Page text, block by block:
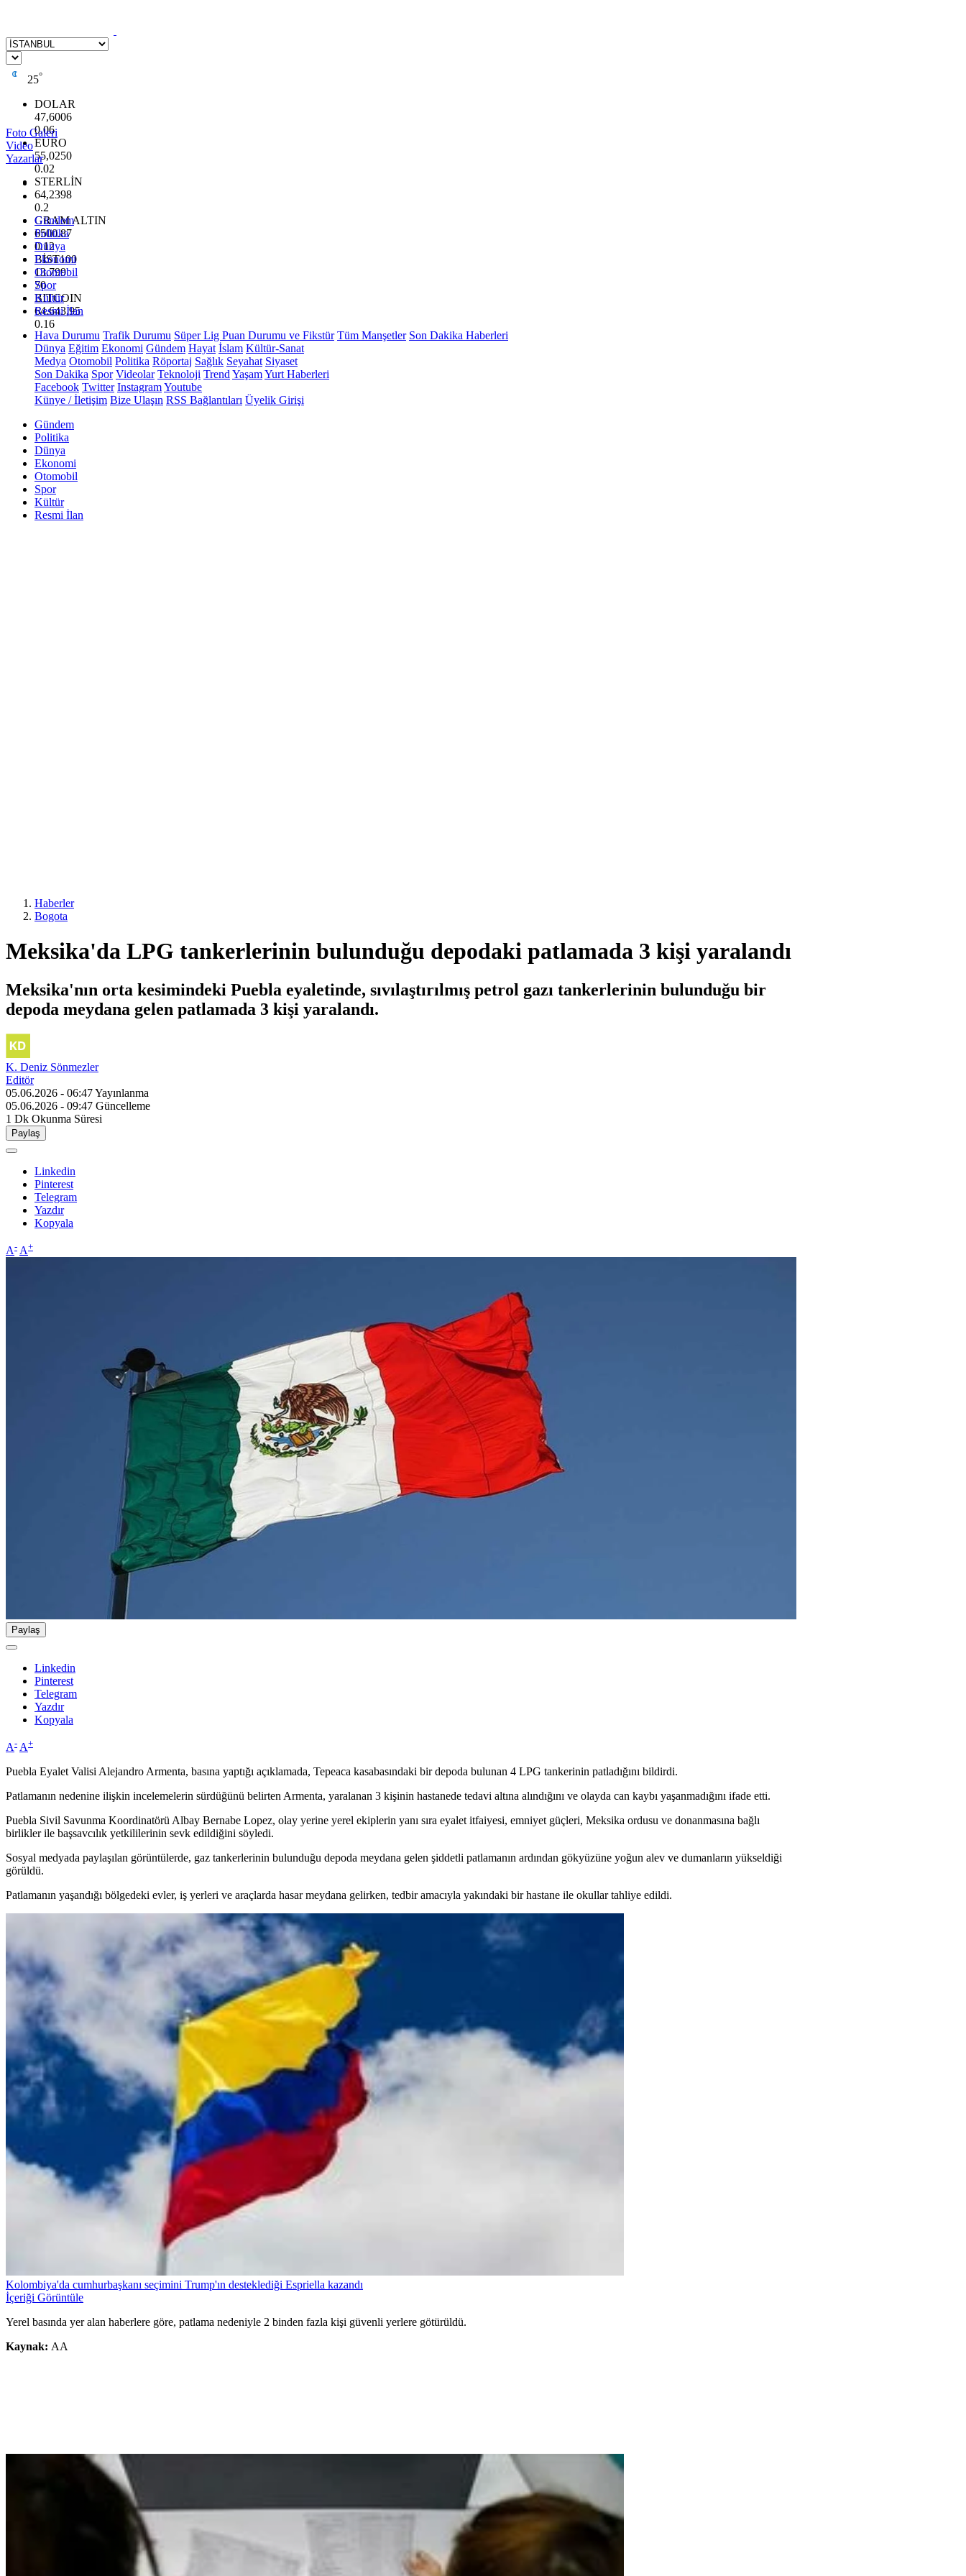
25°
DOLAR
47,6006
0.06
EURO
55,0250
0.02
STERLİN
64,2398
0.2
GRAM ALTIN
6500.87
0.12
BİST100
13.799
70
BITCOIN
64.643,95
0.16
Foto Galeri
Video
Yazarlar
Gündem
Politika
Dünya
Ekonomi
Otomobil
Spor
Kültür
Resmi İlan
Hava Durumu Trafik Durumu Süper Lig Puan Durumu ve Fikstür Tüm Manşetler Son Dakika Haberleri
Dünya Eğitim Ekonomi Gündem Hayat İslam Kültür-Sanat
Medya Otomobil Politika Röportaj Sağlık Seyahat Siyaset
Son Dakika Spor Videolar Teknoloji Trend YaşamYurt Haberleri
Facebook Twitter InstagramYoutube
Künye / İletişim Bize Ulaşın RSS Bağlantıları Üyelik Girişi
Gündem
Politika
Dünya
Ekonomi
Otomobil
Spor
Kültür
Resmi İlan
Haberler
Bogota
Meksika'da LPG tankerlerinin bulunduğu depodaki patlamada 3 kişi yaralandı
Meksika'nın orta kesimindeki Puebla eyaletinde, sıvılaştırılmış petrol gazı tankerlerinin bulunduğu bir
depoda meydana gelen patlamada 3 kişi yaralandı.
K. Deniz Sönmezler
Editör
05.06.2026 - 06:47Yayınlanma
05.06.2026 - 09:47 Güncelleme
1 Dk Okunma Süresi
Paylaş
Linkedin
Pinterest
Telegram
Yazdır
Kopyala
A- A+
Paylaş
Linkedin
Pinterest
Telegram
Yazdır
Kopyala
A- A+
Puebla Eyalet Valisi Alejandro Armenta, basına yaptığı açıklamada, Tepeaca kasabasındaki bir depoda bulunan 4 LPG tankerinin patladığını bildirdi.
Patlamanın nedenine ilişkin incelemelerin sürdüğünü belirten Armenta, yaralanan 3 kişinin hastanede tedavi altına alındığını ve olayda can kaybı yaşanmadığını ifade etti.
Puebla Sivil Savunma Koordinatörü Albay Bernabe Lopez, olay yerine yerel ekiplerin yanı sıra eyalet itfaiyesi, emniyet güçleri, Meksika ordusu ve donanmasına bağlı
birlikler ile başsavcılık yetkililerinin sevk edildiğini söyledi.
Sosyal medyada paylaşılan görüntülerde, gaz tankerlerinin bulunduğu depoda meydana gelen şiddetli patlamanın ardından gökyüzüne yoğun alev ve dumanların yükseldiği
görüldü.
Patlamanın yaşandığı bölgedeki evler, iş yerleri ve araçlarda hasar meydana gelirken, tedbir amacıyla yakındaki bir hastane ile okullar tahliye edildi.
Kolombiya'da cumhurbaşkanı seçimini Trump'ın desteklediği Espriella kazandı
İçeriği Görüntüle
Yerel basında yer alan haberlere göre, patlama nedeniyle 2 binden fazla kişi güvenli yerlere götürüldü.
Kaynak: AA